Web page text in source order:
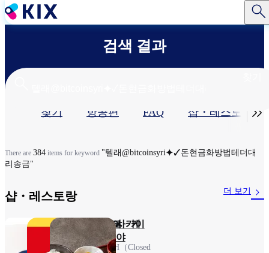
주
요
로
건
검색 결과
탭
찾기 항공편 FAQ 샵・레스토랑​ 
There are 384 items for keyword "텔래@bitcoinsyri⯌✓돈현금화방법테더대
리송금"
샵・레스토랑​ 더 보기
돈카츠 와코 케
이테이
스키야
23H（Closed
사카이
야